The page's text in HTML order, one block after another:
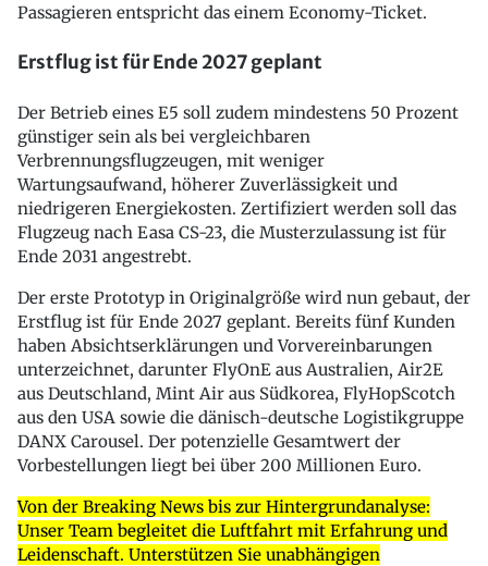
Passagieren entspricht das einem Economy-Ticket.
Erstflug ist für Ende 2027 geplant
Der Betrieb eines E5 soll zudem mindestens 50 Prozent
günstiger sein als bei vergleichbaren
Verbrennungsflugzeugen, mit weniger
Wartungsaufwand, höherer Zuverlässigkeit und
niedrigeren Energiekosten. Zertifiziert werden soll das
Flugzeug nach Easa CS-23, die Musterzulassung ist für
Ende 2031 angestrebt.
Der erste Prototyp in Originalgröße wird nun gebaut, der
Erstflug ist für Ende 2027 geplant. Bereits fünf Kunden
haben Absichtserklärungen und Vorvereinbarungen
unterzeichnet, darunter FlyOnE aus Australien, Air2E
aus Deutschland, Mint Air aus Südkorea, FlyHopScotch
aus den USA sowie die dänisch-deutsche Logistikgruppe
DANX Carousel. Der potenzielle Gesamtwert der
Vorbestellungen liegt bei über 200 Millionen Euro.
Von der Breaking News bis zur Hintergrundanalyse:
Unser Team begleitet die Luftfahrt mit Erfahrung und
Leidenschaft. Unterstützen Sie unabhängigen